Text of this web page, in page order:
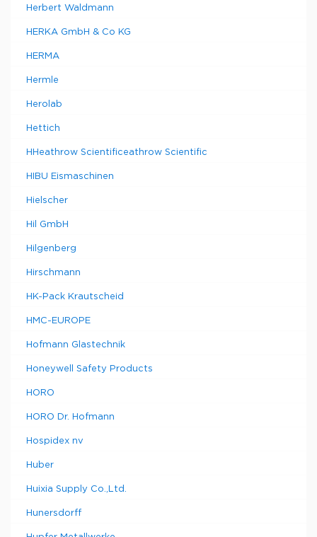
Herbert Waldmann
HERKA GmbH & Co KG
HERMA
Hermle
Herolab
Hettich
HHeathrow Scientificeathrow Scientific
HIBU Eismaschinen
Hielscher
Hil GmbH
Hilgenberg
Hirschmann
HK-Pack Krautscheid
HMC-EUROPE
Hofmann Glastechnik
Honeywell Safety Products
HORO
HORO Dr. Hofmann
Hospidex nv
Huber
Huixia Supply Co.,Ltd.
Hunersdorff